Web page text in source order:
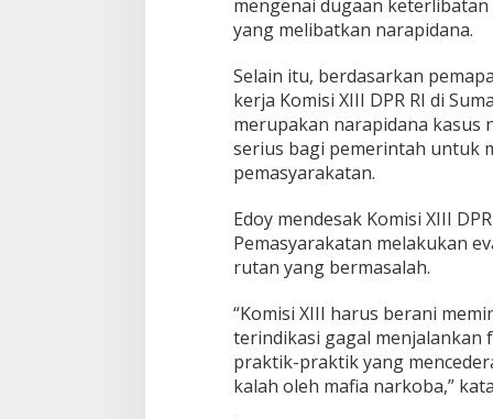
mengenai dugaan
yang melibatkan narapidana.
Selain itu, berdasarkan
kerja Komisi XIII DPR RI di
merupakan narapidana kasus
serius bagi pemerintah untuk
pemasyarakatan.
Edoy mendesak Komisi XIII
Pemasyarakatan melakukan
rutan yang bermasalah.
“Komisi XIII harus berani
terindikasi gagal menjalankan
praktik-praktik yang
kalah oleh mafia narkoba,”